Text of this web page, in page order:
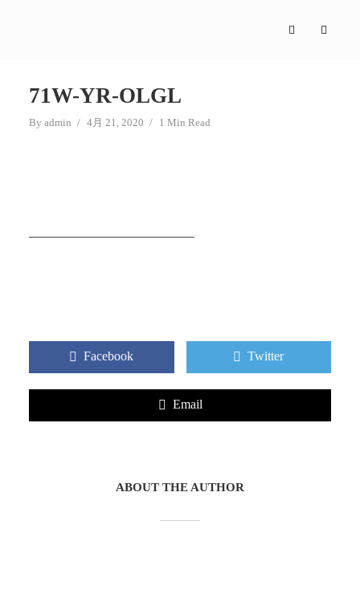
71W-YR-OLGL
By admin 4月 21, 2020 1 Min Read
Facebook Twitter
Email
ABOUT THE AUTHOR